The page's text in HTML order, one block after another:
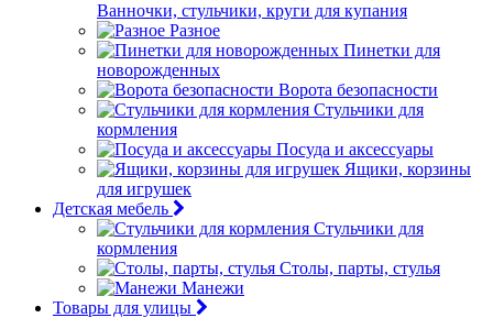
Ванночки, стульчики, круги для купания
Разное
Пинетки для
новорожденных
Ворота безопасности
Стульчики для
кормления
Посуда и аксессуары
Ящики, корзины
для игрушек
Детская мебель
Стульчики для
кормления
Столы, парты, стулья
Манежи
Товары для улицы